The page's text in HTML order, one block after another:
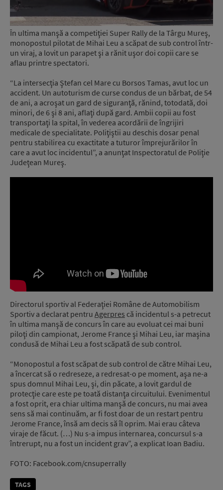
În ultima manşă a competiţiei Super Rally de la Târgu Mureş,
monopostul pilotat de Mihai Leu a scăpat de sub control într-
un viraj, a lovit un parapet şi a rănit uşor doi copii care se
aflau printre spectatori.
“La intersecţia Ştefan cel Mare cu Borsos Tamas, avut loc un
accident. Un autoturism de curse condus de un bărbat, de 54
de ani, a acroşat un gard de siguranţă, rănind, totodată, doi
minori, de 6 şi 8 ani, aflaţi după gard. Ambii copii au fost
transportaţi la spital, în vederea acordării de îngrijiri
medicale de specialitate. Poliţiştii au deschis dosar penal
pentru stabilirea cu exactitate a tuturor împrejurărilor în
care a avut loc incidentul”, a anunţat Inspectoratul de Poliţie
Judeţean Mureş.
Directorul sportiv al Federaţiei Române de Automobilism
Sportiv a declarat pentru Agerpres că incidentul s-a petrecut
în ultima manşă de concurs în care au evoluat cei mai buni
piloţi din campionat, Jerome France şi Mihai Leu, iar maşina
condusă de Mihai Leu a fost scăpată de sub control.
“Monopostul a fost scăpat de sub control de către Mihai Leu,
a încercat să o redreseze, a redresat-o pe moment, aşa ne-a
spus domnul Mihai Leu, şi, din păcate, a lovit gardul de
protecţie care este pe toată distanţa circuitului. Evenimentul
a fost oprit, era chiar ultima manşă de concurs, nu mai avea
sens să mai continuăm, ar fi fost doar de un restart pentru
Jerome France, însă am decis să îl oprim. Mai erau câteva
viraje de făcut. (…) Nu s-a impus internarea, concursul s-a
întrerupt, nu a fost un incident grav”, a explicat Ioan Badiu.
FOTO: Facebook.com/cnsuperrally
TAGS